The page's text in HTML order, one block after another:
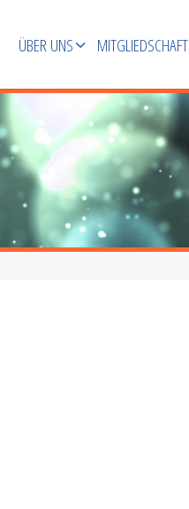
ÜBER UNS MITGLIEDSCHAFT